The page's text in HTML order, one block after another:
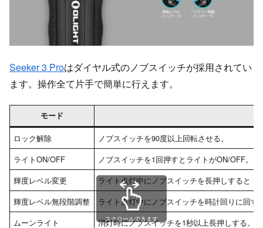
Seeker 3 Proはダイヤル式のノブスイッチが採用されてい
ます。操作全て片手で簡単に行えます。
モード
ロック解除
ノブスイッチを90度以上回転させる。
ライトON/OFF
ノブスイッチを1回押すとライトがON/OFF。
輝度レベル変更
ライト点灯中にノブスイッチを長押しすると
輝度レベル無段階調整
ライト点灯中にノブスイッチを時計回りに回
ムーンライト
消灯時にノブスイッチを1秒以上長押しする。
スクロールできます